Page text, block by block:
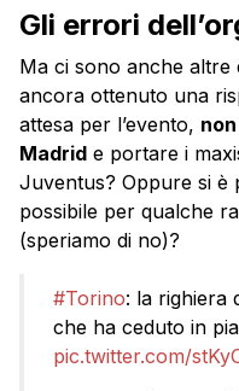
Gli errori
Ma ci sono anche
ancora ottenuto una
attesa per l’evento,
Madrid e portare i
Juventus? Oppure si è
possibile per qualche
(speriamo di no)?
#Torino: la righiera
che ha ceduto in
pic.twitter.com/